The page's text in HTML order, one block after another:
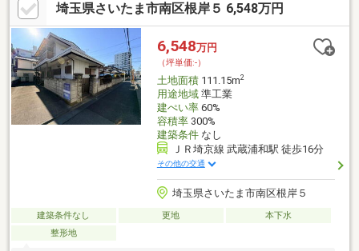
埼玉県さいたま市南区根岸５ 6,548万円
6,548万円
（坪単価:-）
土地面積111.15m2
用途地域準工業
建ぺい率60%
容積率300%
建築条件なし
ＪＲ埼京線 武蔵浦和駅 徒歩16分
その他の交通
埼玉県さいたま市南区根岸５
建築条件なし 更地
本下水
整形地